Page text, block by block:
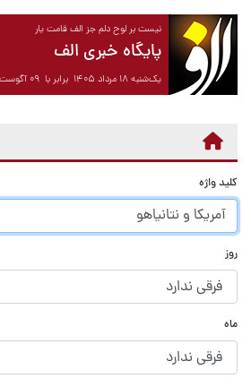
نیست بر لوح دلم جز الف قامت یار
پایگاه خبری الف
یک‌شنبه ۱۸ مرداد ۱۴۰۵ برابر با ۰۹ آگوست ۲۰۲۶
کلید واژه
روز
ماه